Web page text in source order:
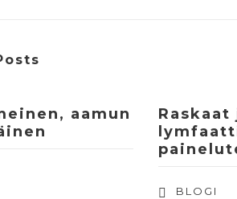
aamun
Raskaat
BLOGI